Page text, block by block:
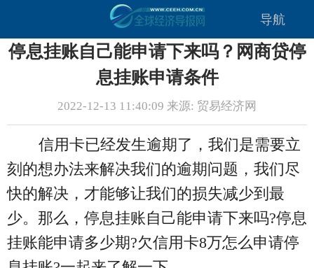
导航
停息挂账自己能申请下来吗？网商贷停
息挂账申请条件
2022-12-13 11:40:09 来源: 贸易经济网
信用卡已经发生逾期了，我们是需要立
刻的想办法来解决我们的逾期问题，我们尽
快的解决，才能够让我们的损失减少到最
少。那么，停息挂账自己能申请下来吗?停息
挂账能申请多少期?欠信用卡8万怎么申请停